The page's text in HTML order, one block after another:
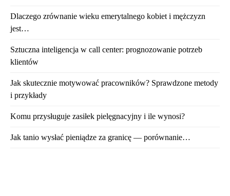
Dlaczego zrównanie wieku emerytalnego kobiet i mężczyzn
jest…
Sztuczna inteligencja w call center: prognozowanie potrzeb
klientów
Jak skutecznie motywować pracowników? Sprawdzone metody
i przykłady
Komu przysługuje zasiłek pielęgnacyjny i ile wynosi?
Jak tanio wysłać pieniądze za granicę — porównanie…